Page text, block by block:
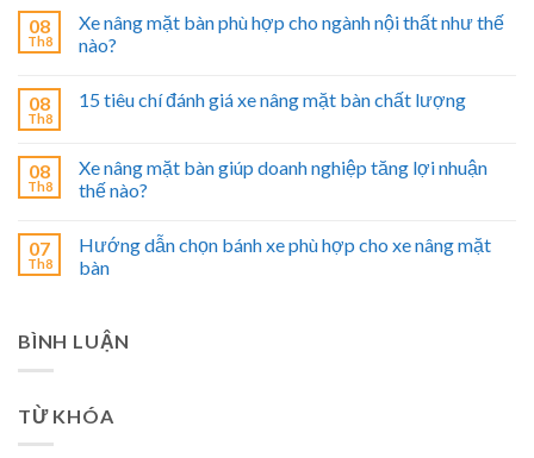
08
Th8
Xe nâng mặt bàn phù hợp cho ngành nội thất như thế
nào?
08
Th8
15 tiêu chí đánh giá xe nâng mặt bàn chất lượng
08
Th8
Xe nâng mặt bàn giúp doanh nghiệp tăng lợi nhuận
thế nào?
07
Th8
Hướng dẫn chọn bánh xe phù hợp cho xe nâng mặt
bàn
BÌNH LUẬN
TỪ KHÓA